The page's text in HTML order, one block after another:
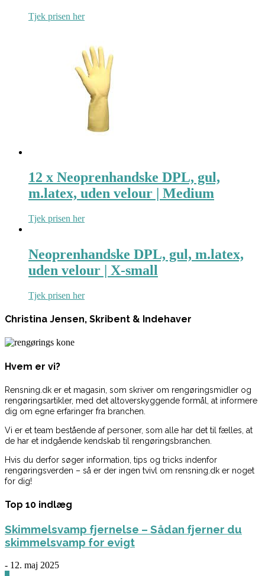
Tjek prisen her
12 x Neoprenhandske DPL, gul,
m.latex, uden velour | Medium
Tjek prisen her
Neoprenhandske DPL, gul, m.latex,
uden velour | X-small
Tjek prisen her
Christina Jensen, Skribent & Indehaver
Hvem er vi?
Rensning.dk er et magasin, som skriver om rengøringsmidler og
rengøringsartikler, med det altoverskyggende formål, at informere
dig om egne erfaringer fra branchen.
Vi er et team bestående af personer, som alle har det til fælles, at
de har et indgående kendskab til rengøringsbranchen.
Hvis du derfor søger information, tips og tricks indenfor
rengøringsverden – så er der ingen tvivl om rensning.dk er noget
for dig!
Top 10 indlæg
Skimmelsvamp fjernelse – Sådan fjerner du
skimmelsvamp for evigt
- 12. maj 2025